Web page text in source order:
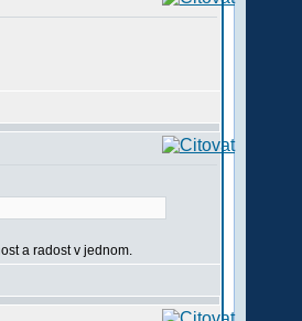
a radost v jednom.